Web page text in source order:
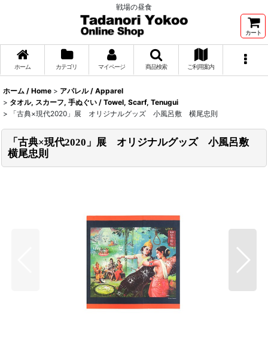
戦場の昼食
カート
ホーム カテゴリ マイページ 商品検索 ご利用案内
ホーム / Home > アパレル / Apparel
> タオル, スカーフ, 手ぬぐい / Towel, Scarf, Tenugui
>
「古典×現代2020」展 オリジナルグッズ 小風呂敷 横尾忠則
「古典×現代2020」展 オリジナルグッズ 小風呂敷
横尾忠則